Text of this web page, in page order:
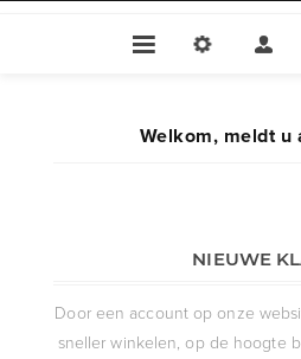
Welkom, meldt u
NIEUWE
Door een account op onze
sneller winkelen, op de hoogte